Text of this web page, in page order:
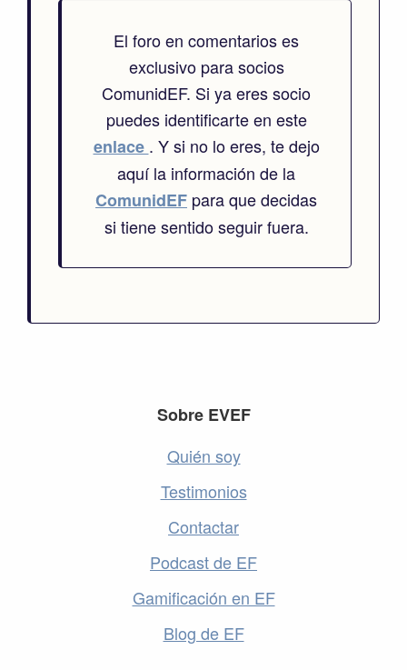
El foro en comentarios es
exclusivo para socios
ComunidEF. Si ya eres socio
puedes identificarte en este
enlace . Y si no lo eres, te dejo
aquí la información de la
ComunidEF para que decidas
si tiene sentido seguir fuera.
Sobre EVEF
Quién soy
Testimonios
Contactar
Podcast de EF
Gamificación en EF
Blog de EF